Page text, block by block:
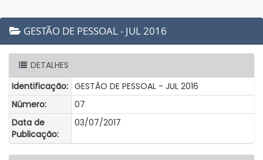
GESTÃO DE PESSOAL - JUL 2016
DETALHES
Identificação: GESTÃO DE PESSOAL - JUL 2016
Número:
07
Data de
Publicação:
03/07/2017